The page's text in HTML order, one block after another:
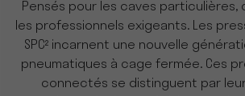
Pensés pour les caves
les professionnels exigeants. Les
SPC² incarnent une nouvelle
pneumatiques à cage fermée. Ces
connectés se distinguent par